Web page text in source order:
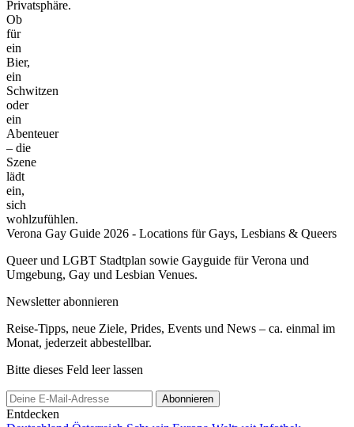
Privatsphäre.
Ob
für
ein
Bier,
ein
Schwitzen
oder
ein
Abenteuer
– die
Szene
lädt
ein,
sich
wohlzufühlen.
Verona Gay Guide 2026 - Locations für Gays, Lesbians & Queers
Queer und LGBT Stadtplan sowie Gayguide für Verona und
Umgebung, Gay und Lesbian Venues.
Newsletter abonnieren
Reise-Tipps, neue Ziele, Prides, Events und News – ca. einmal im
Monat, jederzeit abbestellbar.
Bitte dieses Feld leer lassen
Abonnieren
Entdecken